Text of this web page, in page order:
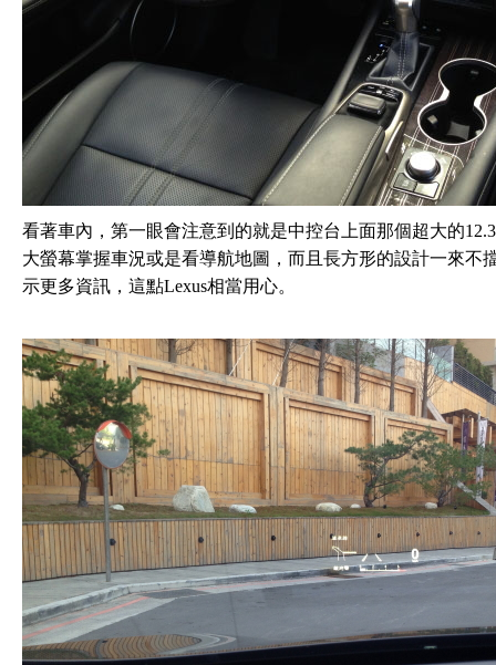
看著車內，第一眼會注意到的就是中控台上面那個超大的
大螢幕掌握車況或是看導航地圖，而且長方形的設計一來不
示更多資訊，這點Lexus相當用心。